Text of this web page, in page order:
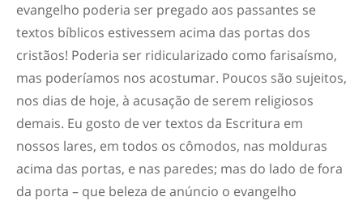
evangelho poderia ser pregado aos passantes se
textos bíblicos estivessem acima das portas dos
cristãos! Poderia ser ridicularizado como farisaísmo,
mas poderíamos nos acostumar. Poucos são sujeitos,
nos dias de hoje, à acusação de serem religiosos
demais. Eu gosto de ver textos da Escritura em
nossos lares, em todos os cômodos, nas molduras
acima das portas, e nas paredes; mas do lado de fora
da porta – que beleza de anúncio o evangelho